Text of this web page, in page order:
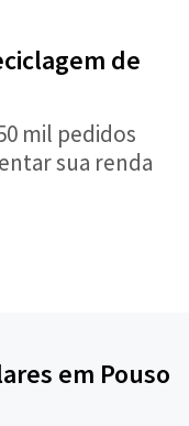
de
mil pedidos
sua renda
em Pouso